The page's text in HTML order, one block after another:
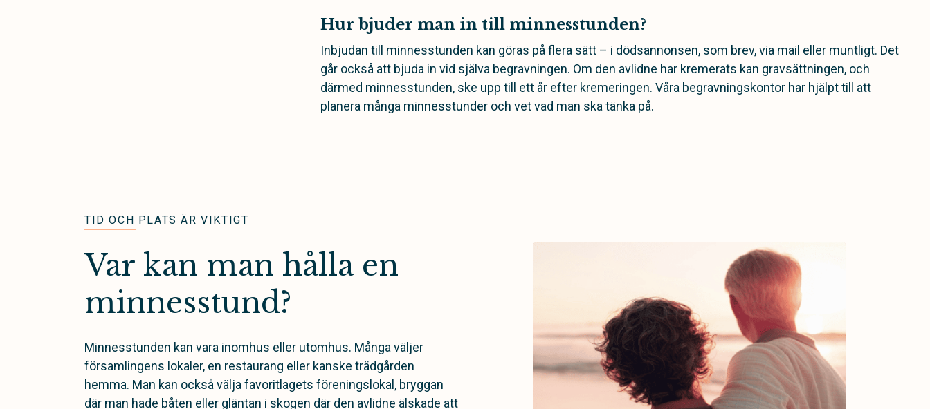
Hur bjuder man in till minnesstunden?
Inbjudan till minnesstunden kan göras på flera sätt – i dödsannonsen, som brev, via mail eller muntligt. Det
går också att bjuda in vid själva begravningen. Om den avlidne har kremerats kan gravsättningen, och
därmed minnesstunden, ske upp till ett år efter kremeringen. Våra begravningskontor har hjälpt till att
planera många minnesstunder och vet vad man ska tänka på.
TID OCH PLATS ÄR VIKTIGT
Var kan man hålla en
minnesstund?
Minnesstunden kan vara inomhus eller utomhus. Många väljer
församlingens lokaler, en restaurang eller kanske trädgården
hemma. Man kan också välja favoritlagets föreningslokal, bryggan
där man hade båten eller gläntan i skogen där den avlidne älskade att